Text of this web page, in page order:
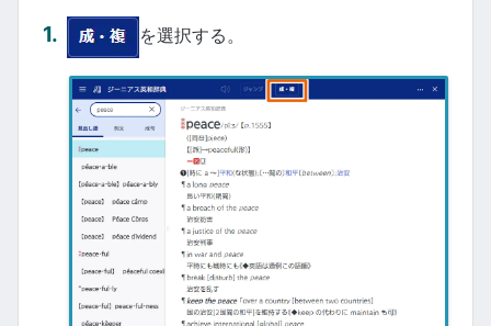
を選択する。